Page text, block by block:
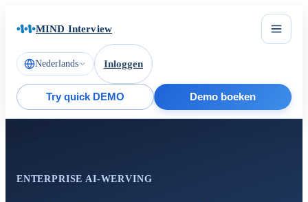
MIND Interview
Nederlands Inloggen
Try quick DEMO Demo boeken
ENTERPRISE AI-WERVING